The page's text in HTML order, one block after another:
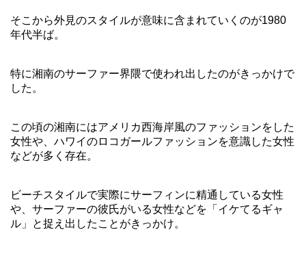
そこから外見のスタイルが意味に含まれていくのが1980
年代半ば。
特に湘南のサーファー界隈で使われ出したのがきっかけで
した。
この頃の湘南にはアメリカ西海岸風のファッションをした
女性や、ハワイのロコガールファッションを意識した女性
などが多く存在。
ビーチスタイルで実際にサーフィンに精通している女性
や、サーファーの彼氏がいる女性などを「イケてるギャ
ル」と捉え出したことがきっかけ。